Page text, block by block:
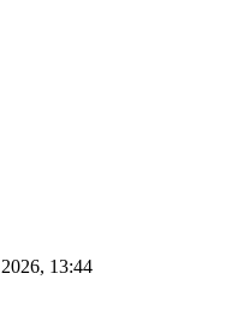
13:44